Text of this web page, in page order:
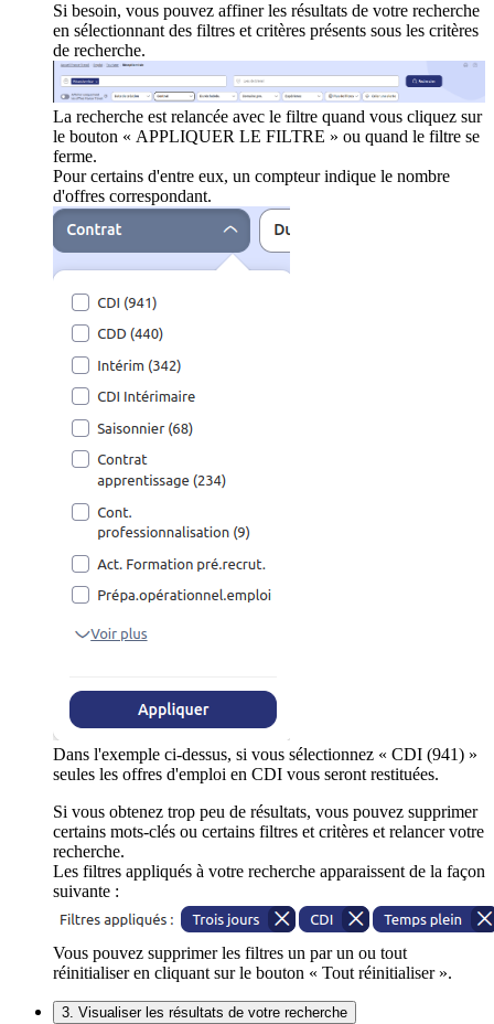
Si besoin, vous pouvez affiner les résultats de votre recherche
en sélectionnant des filtres et critères présents sous les critères
de recherche.
La recherche est relancée avec le filtre quand vous cliquez sur
le bouton « APPLIQUER LE FILTRE » ou quand le filtre se
ferme.
Pour certains d'entre eux, un compteur indique le nombre
d'offres correspondant.
Dans l'exemple ci-dessus, si vous sélectionnez « CDI (941) »
seules les offres d'emploi en CDI vous seront restituées.
Si vous obtenez trop peu de résultats, vous pouvez supprimer
certains mots-clés ou certains filtres et critères et relancer votre
recherche.
Les filtres appliqués à votre recherche apparaissent de la façon
suivante :
Vous pouvez supprimer les filtres un par un ou tout
réinitialiser en cliquant sur le bouton « Tout réinitialiser ».
3. Visualiser les résultats de votre recherche